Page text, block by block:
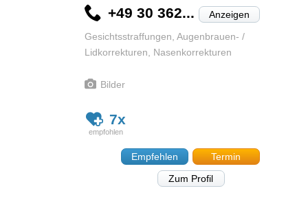
+49 30 362... Anzeigen
Gesichtsstraffungen, Augenbrauen- /
Lidkorrekturen, Nasenkorrekturen
Bilder
7x
Empfehlen
Termin
Zum Profil